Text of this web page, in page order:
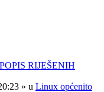
RIJEŠENIH
» u Linux općenito